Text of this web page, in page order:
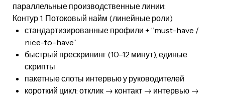
параллельные производственные линии:
Контур 1. Потоковый найм (линейные роли)
стандартизированные профили + “must-have /
nice-to-have”
быстрый прескрининг (10–12 минут), единые
скрипты
пакетные слоты интервью у руководителей
короткий цикл: отклик → контакт → интервью →